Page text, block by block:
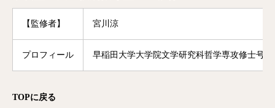
【監修者】 宮川涼
プロフィール 早稲田大学大学院文学研究科哲学専攻修士号
TOPに戻る